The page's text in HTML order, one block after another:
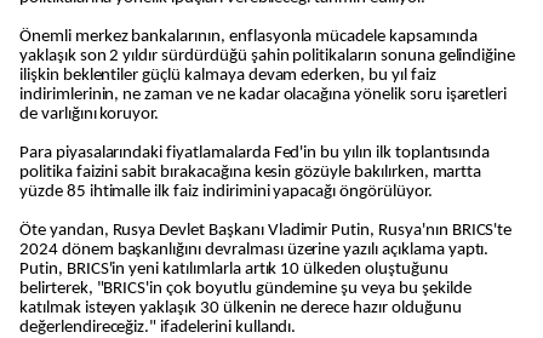
Önemli merkez bankalarının, enflasyonla mücadele kapsamında
yaklaşık son 2 yıldır sürdürdüğü şahin politikaların sonuna gelindiğine
ilişkin beklentiler güçlü kalmaya devam ederken, bu yıl faiz
indirimlerinin, ne zaman ve ne kadar olacağına yönelik soru işaretleri
de varlığını koruyor.
Para piyasalarındaki fiyatlamalarda Fed'in bu yılın ilk toplantısında
politika faizini sabit bırakacağına kesin gözüyle bakılırken, martta
yüzde 85 ihtimalle ilk faiz indirimini yapacağı öngörülüyor.
Öte yandan, Rusya Devlet Başkanı Vladimir Putin, Rusya'nın BRICS'te
2024 dönem başkanlığını devralması üzerine yazılı açıklama yaptı.
Putin, BRICS'in yeni katılımlarla artık 10 ülkeden oluştuğunu
belirterek, "BRICS'in çok boyutlu gündemine şu veya bu şekilde
katılmak isteyen yaklaşık 30 ülkenin ne derece hazır olduğunu
değerlendireceğiz." ifadelerini kullandı.